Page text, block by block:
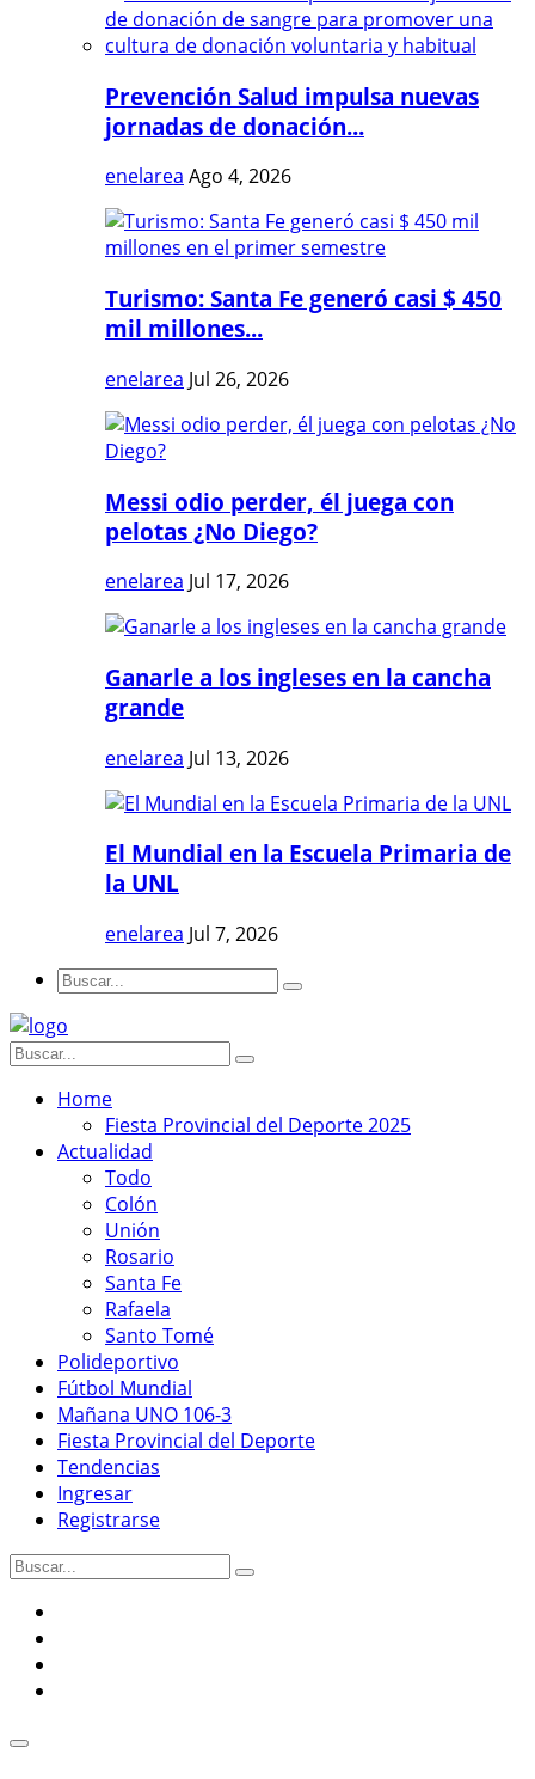
Prevención Salud impulsa nuevas
jornadas de donación...
enelarea Ago 4, 2026
Turismo: Santa Fe generó casi $ 450
mil millones...
enelarea Jul 26, 2026
Messi odio perder, él juega con
pelotas ¿No Diego?
enelarea Jul 17, 2026
Ganarle a los ingleses en la cancha
grande
enelarea Jul 13, 2026
El Mundial en la Escuela Primaria de
la UNL
enelarea Jul 7, 2026
Home
Fiesta Provincial del Deporte 2025
Actualidad
Todo
Colón
Unión
Rosario
Santa Fe
Rafaela
Santo Tomé
Polideportivo
Fútbol Mundial
Mañana UNO 106-3
Fiesta Provincial del Deporte
Tendencias
Ingresar
Registrarse